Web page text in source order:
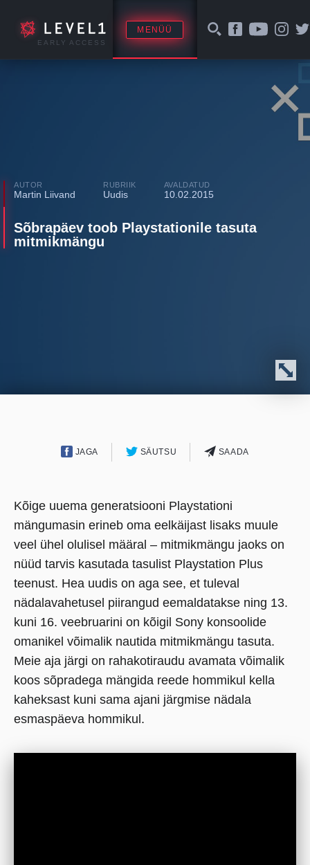
EARLY ACCESS
MENÜÜ
AUTOR
Martin Liivand
RUBRIIK
Uudis
AVALDATUD
10.02.2015
Sõbrapäev toob Playstationile tasuta
mitmikmängu
JAGA SÄUTSU SAADA
Kõige uuema generatsiooni Playstationi
mängumasin erineb oma eelkäijast lisaks muule
veel ühel olulisel määral – mitmikmängu jaoks on
nüüd tarvis kasutada tasulist Playstation Plus
teenust. Hea uudis on aga see, et tuleval
nädalavahetusel piirangud eemaldatakse ning 13.
kuni 16. veebruarini on kõigil Sony konsoolide
omanikel võimalik nautida mitmikmängu tasuta.
Meie aja järgi on rahakotiraudu avamata võimalik
koos sõpradega mängida reede hommikul kella
kaheksast kuni sama ajani järgmise nädala
esmaspäeva hommikul.